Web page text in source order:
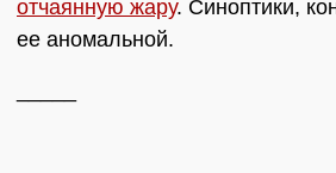
отчаянную жару. Синоптики,
ее аномальной.